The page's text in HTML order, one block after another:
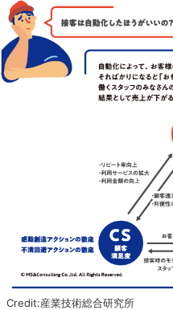
Credit:産業技術総合研究所